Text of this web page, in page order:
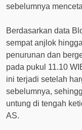
sebelumnya
Berdasarkan data
sempat anjlok
penurunan dan
pada pukul 11.10
ini terjadi setelah
sebelumnya,
untung di tengah
AS.